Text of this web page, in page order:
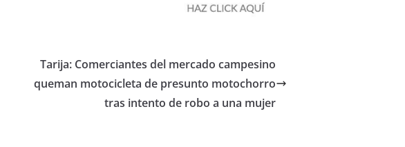
Tarija: Comerciantes del mercado campesino
queman motocicleta de presunto motochorro
tras intento de robo a una mujer